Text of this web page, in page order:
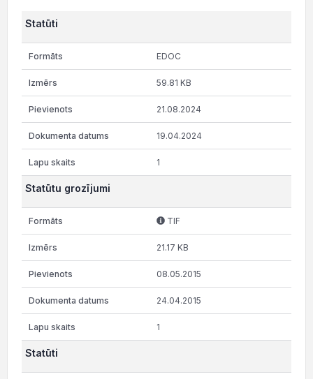
Statūti
EDOC
59.81 KB
21.08.2024
19.04.2024
1
Statūtu grozījumi
TIF
21.17 KB
08.05.2015
24.04.2015
1
Statūti